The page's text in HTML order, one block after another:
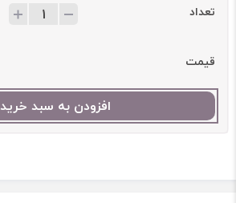
تعداد
قیمت
افزودن به سبد خرید